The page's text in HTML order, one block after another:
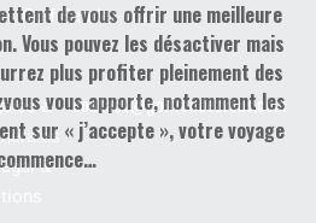
: Golf Rendez-vous
&
&
contact@golfrendezvous.com
de vous offrir une meilleure
Vous pouvez les désactiver mais
plus profiter pleinement des
vous apporte, notamment les
sur « j’accepte », votre voyage